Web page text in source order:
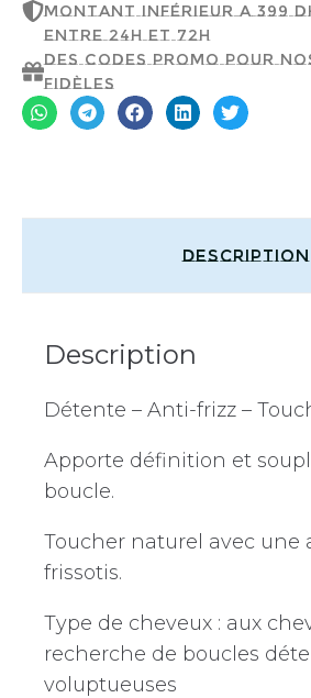
montant inférieur a 399
entre 24h et 72h
Des codes promo pour
fidèles
Description
Description
Détente – Anti-frizz –
Apporte définition et
boucle.
Toucher naturel avec une
frissotis.
Type de cheveux : aux
recherche de boucles
voluptueuses